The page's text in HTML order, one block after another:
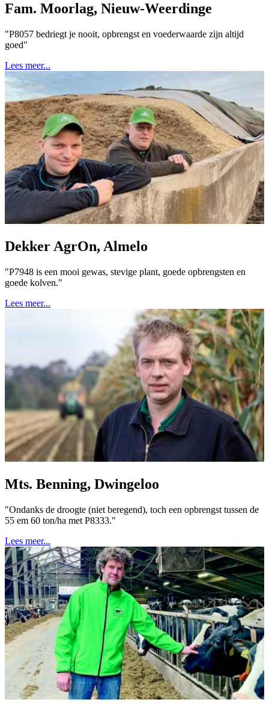
Fam. Moorlag, Nieuw-Weerdinge
"P8057 bedriegt je nooit, opbrengst en voederwaarde zijn altijd
goed"
Lees meer...
Dekker AgrOn, Almelo
"P7948 is een mooi gewas, stevige plant, goede opbrengsten en
goede kolven."
Lees meer...
Mts. Benning, Dwingeloo
"Ondanks de droogte (niet beregend), toch een opbrengst tussen de
55 em 60 ton/ha met P8333."
Lees meer...